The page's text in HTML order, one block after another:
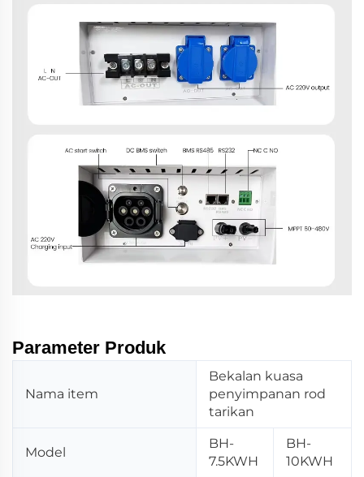
Parameter Produk
Nama item
Bekalan kuasa
penyimpanan rod
tarikan
Model
BH-
7.5KWH
BH-
10KWH